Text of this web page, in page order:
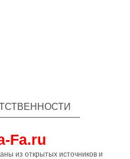
Fa.ru
из открытых источников и